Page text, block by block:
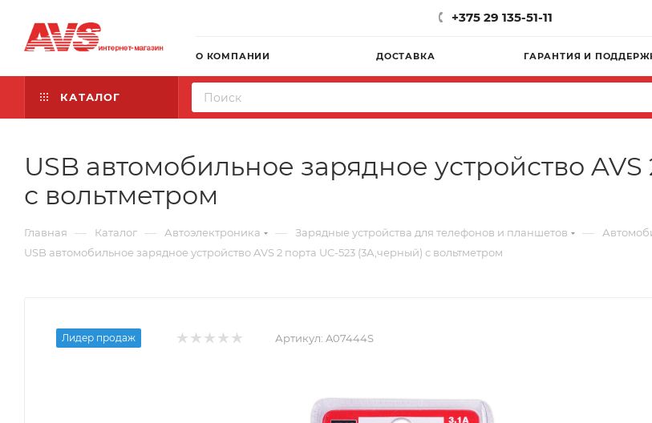
+375 29 135-51-11
О КОМПАНИИ ДОСТАВКА ГАРАНТИЯ И
КАТАЛОГ
USB автомобильное зарядное устройство
с вольтметром
Главная — Каталог — Автоэлектроника — Зарядные устройства для телефонов и планшетов —
USB автомобильное зарядное устройство AVS 2 порта UC-523 (3А,черный) с вольтметром
Лидер продаж Артикул: A07444S